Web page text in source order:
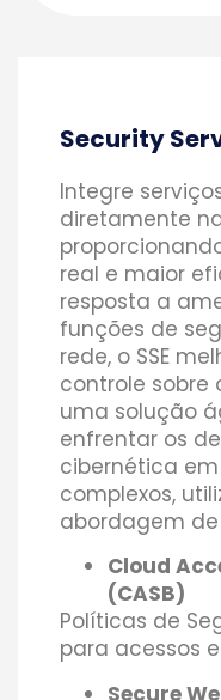
Security
Integre
diretamente
real e maior
resposta a
funções de
rede, o SSE
controle sobre
uma solução
enfrentar os
cibernética
complexos,
abordagem de
Cloud
(CASB)
Políticas de
para acessos
Secure